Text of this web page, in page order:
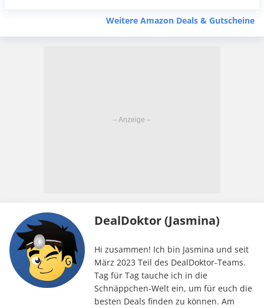
Weitere Amazon Deals & Gutscheine
DealDoktor (Jasmina)
Hi zusammen! Ich bin Jasmina und seit
März 2023 Teil des DealDoktor-Teams.
Tag für Tag tauche ich in die
Schnäppchen-Welt ein, um für euch die
besten Deals finden zu können. Am